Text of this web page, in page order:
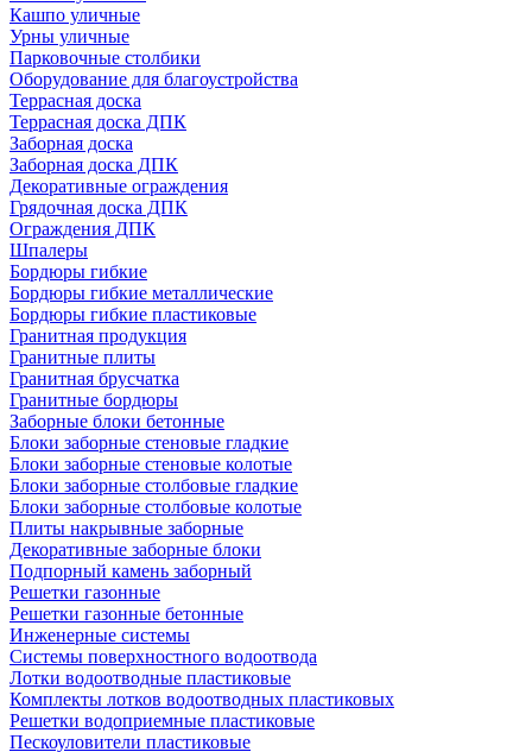
Кашпо уличные
Урны уличные
Парковочные столбики
Оборудование для благоустройства
Террасная доска
Террасная доска ДПК
Заборная доска
Заборная доска ДПК
Декоративные ограждения
Грядочная доска ДПК
Ограждения ДПК
Шпалеры
Бордюры гибкие
Бордюры гибкие металлические
Бордюры гибкие пластиковые
Гранитная продукция
Гранитные плиты
Гранитная брусчатка
Гранитные бордюры
Заборные блоки бетонные
Блоки заборные стеновые гладкие
Блоки заборные стеновые колотые
Блоки заборные столбовые гладкие
Блоки заборные столбовые колотые
Плиты накрывные заборные
Декоративные заборные блоки
Подпорный камень заборный
Решетки газонные
Решетки газонные бетонные
Инженерные системы
Системы поверхностного водоотвода
Лотки водоотводные пластиковые
Комплекты лотков водоотводных пластиковых
Решетки водоприемные пластиковые
Пескоуловители пластиковые